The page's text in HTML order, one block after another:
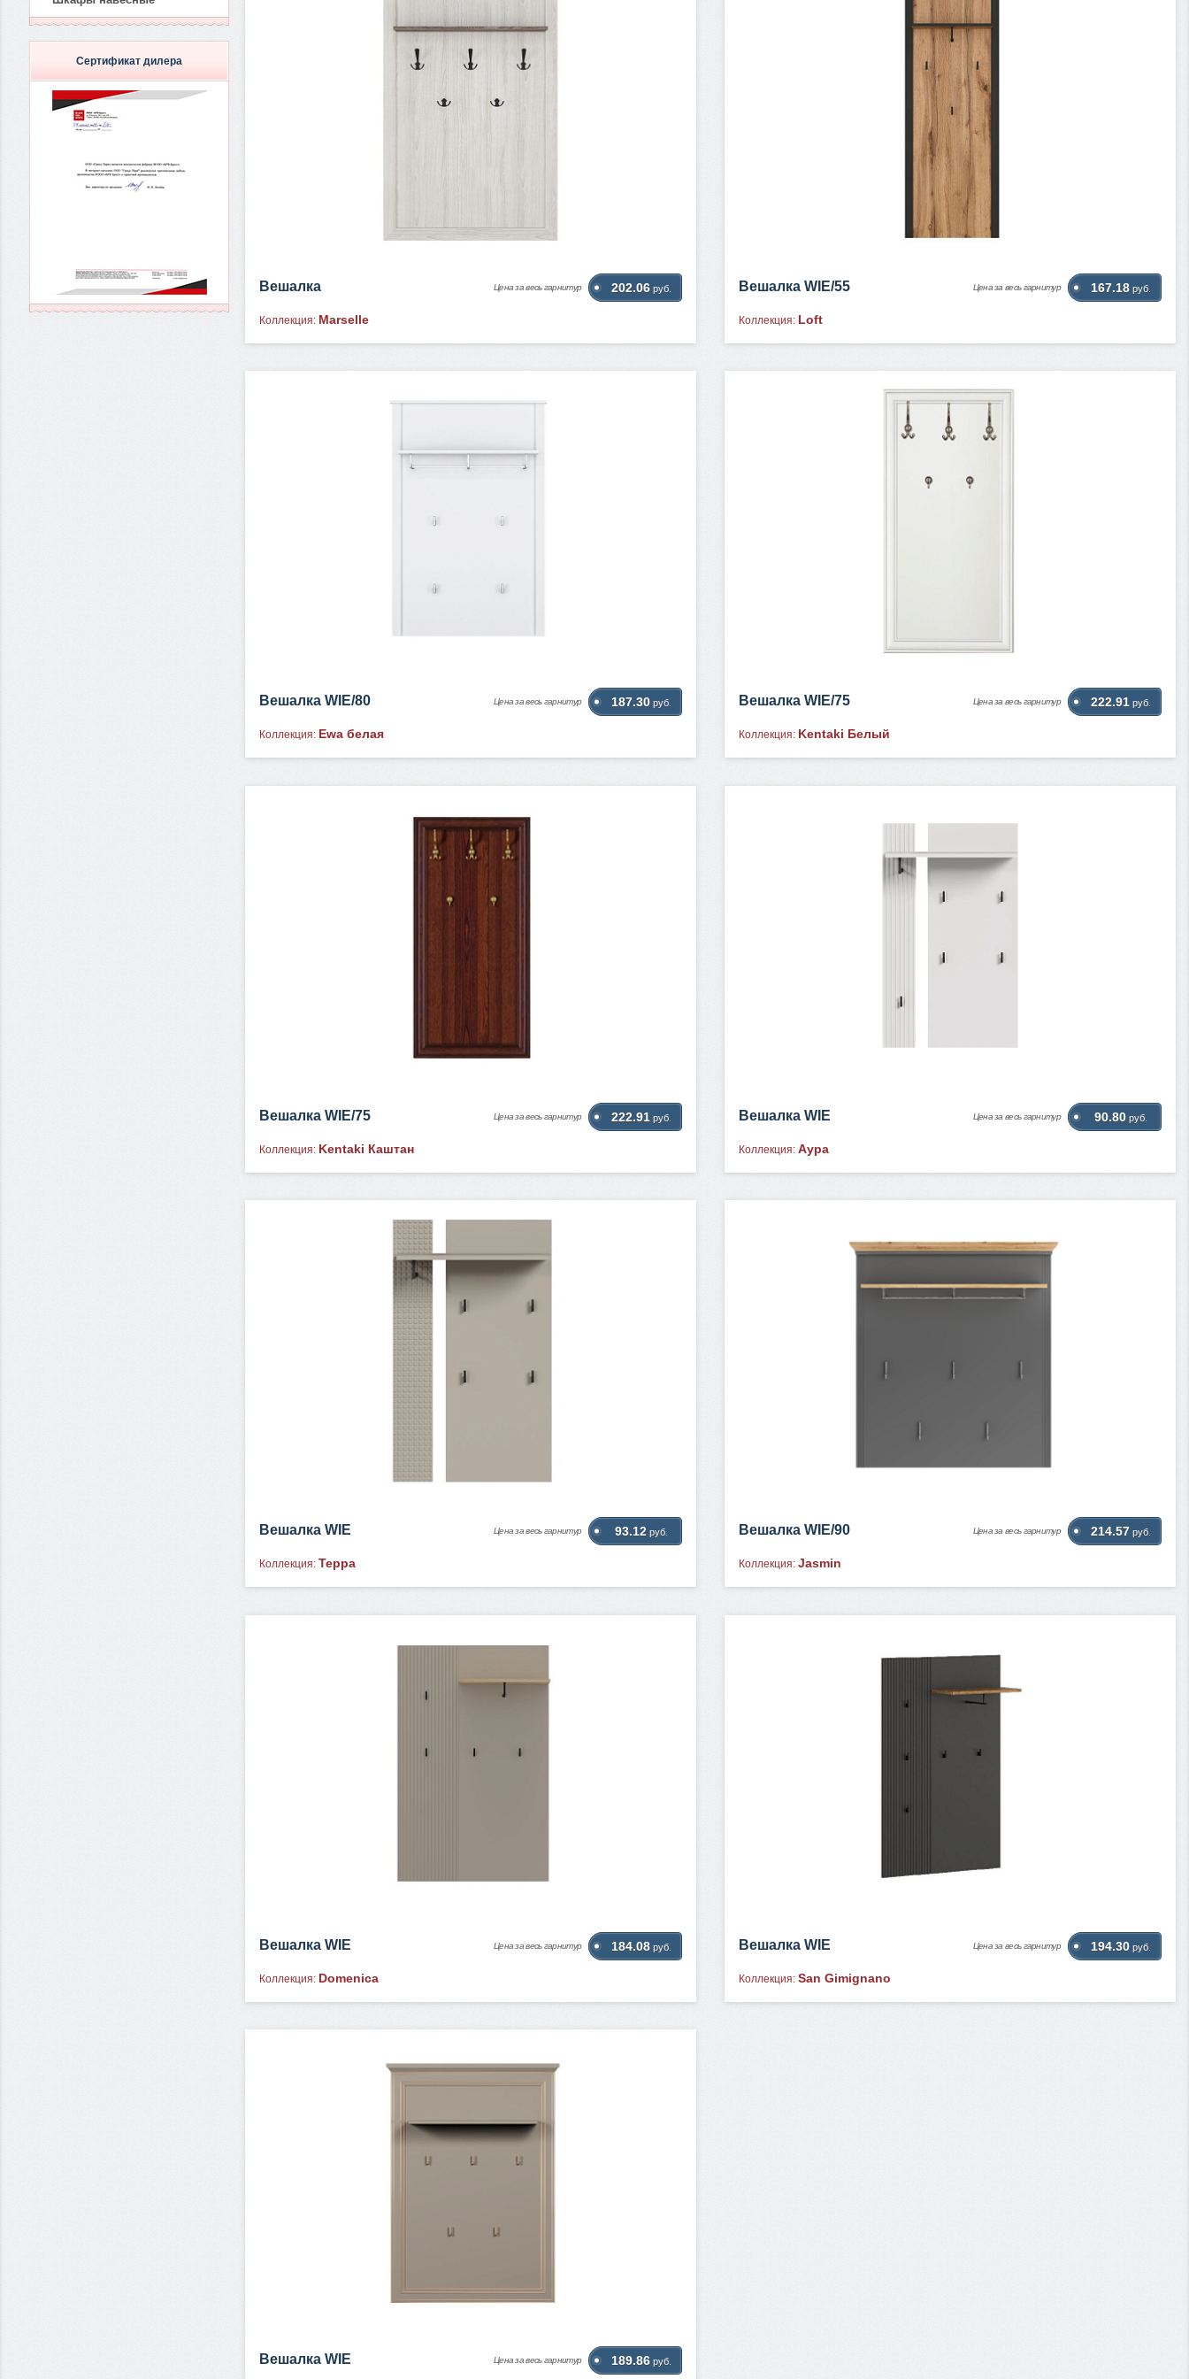
Вешалка Цена за весь гарнитур 202.06 руб.
Коллекция: Marselle
Вешалка WIE/55 Цена за весь гарнитур 167.18 руб.
Коллекция: Loft
Вешалка WIE/80 Цена за весь гарнитур 187.30 руб.
Коллекция: Ewa белая
Вешалка WIE/75 Цена за весь гарнитур 222.91 руб.
Коллекция: Kentaki Белый
Вешалка WIE/75 Цена за весь гарнитур 222.91 руб.
Коллекция: Kentaki Каштан
Вешалка WIE Цена за весь гарнитур 90.80 руб.
Коллекция: Аура
Вешалка WIE Цена за весь гарнитур 93.12 руб.
Коллекция: Терра
Вешалка WIE/90 Цена за весь гарнитур 214.57 руб.
Коллекция: Jasmin
Вешалка WIE Цена за весь гарнитур 184.08 руб.
Коллекция: Domenica
Вешалка WIE Цена за весь гарнитур 194.30 руб.
Коллекция: San Gimignano
Вешалка WIE Цена за весь гарнитур 189.86 руб.
Сертификат дилера